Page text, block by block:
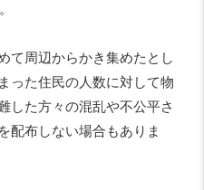
て周辺からかき集めたとし
った住民の人数に対して物
した方々の混乱や不公平さ
配布しない場合もありま